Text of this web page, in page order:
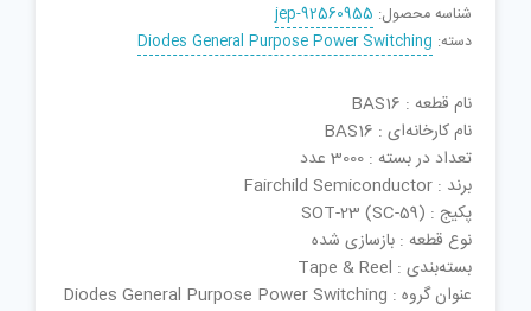
شناسه محصول: jep-92560955
دسته: Diodes General Purpose Power Switching
نام قطعه : BAS16
نام کارخانه‌ای : BAS16
تعداد در بسته : 3000 عدد
برند : Fairchild Semiconductor
پکیج : SOT-23 (SC-59)
نوع قطعه : بازسازی شده
بسته‌بندی : Tape & Reel
عنوان گروه : Diodes General Purpose Power Switching